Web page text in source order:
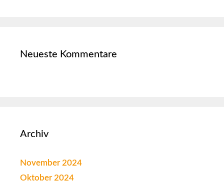
Neueste Kommentare
Archiv
November 2024
Oktober 2024